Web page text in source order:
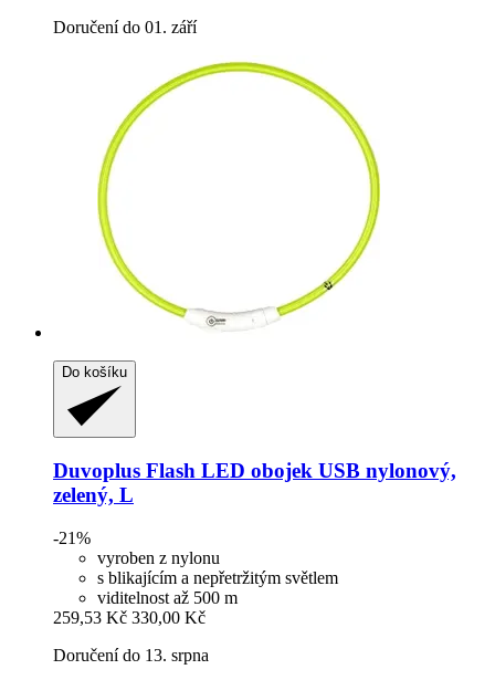
Doručení do 01. září
Do košíku
Duvoplus Flash LED obojek USB nylonový,
zelený, L
-21%
vyroben z nylonu
s blikajícím a nepřetržitým světlem
viditelnost až 500 m
259,53 Kč 330,00 Kč
Doručení do 13. srpna